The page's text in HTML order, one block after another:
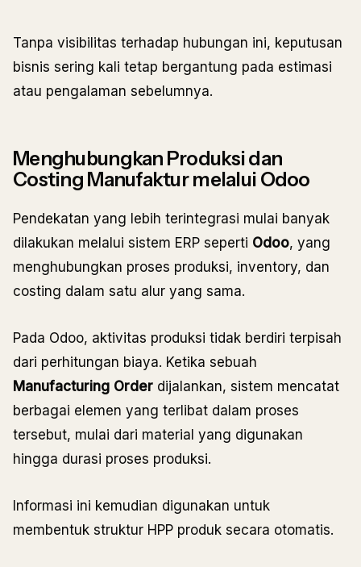
Tanpa visibilitas terhadap hubungan ini, keputusan
bisnis sering kali tetap bergantung pada estimasi
atau pengalaman sebelumnya.
Menghubungkan Produksi dan
Costing Manufaktur melalui Odoo
Pendekatan yang lebih terintegrasi mulai banyak
dilakukan melalui sistem ERP seperti Odoo, yang
menghubungkan proses produksi, inventory, dan
costing dalam satu alur yang sama.
Pada Odoo, aktivitas produksi tidak berdiri terpisah
dari perhitungan biaya. Ketika sebuah
Manufacturing Order dijalankan, sistem mencatat
berbagai elemen yang terlibat dalam proses
tersebut, mulai dari material yang digunakan
hingga durasi proses produksi.
Informasi ini kemudian digunakan untuk
membentuk struktur HPP produk secara otomatis.